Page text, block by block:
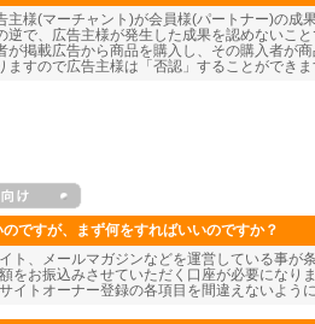
主様(マーチャント)が会員様(パートナー)の成
逆で、広告主様が発生した成果を認めないこ
が掲載広告から商品を購入し、その購入者が
ますので広告主様は「否認」することができ
ですが、まず何をすればいいのですか？
ト、メールマガジンなどを運営している事が
をお振込みさせていただく口座が必要になり
イトオーナー登録の各項目を間違えないよう